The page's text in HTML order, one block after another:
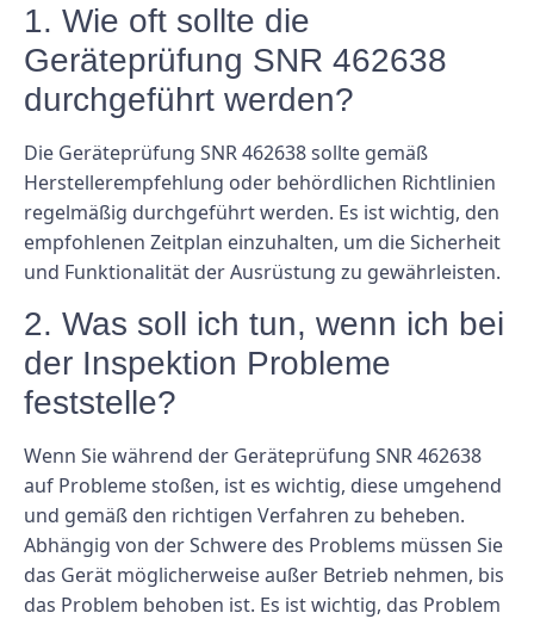
1. Wie oft sollte die
Geräteprüfung SNR 462638
durchgeführt werden?
Die Geräteprüfung SNR 462638 sollte gemäß
Herstellerempfehlung oder behördlichen Richtlinien
regelmäßig durchgeführt werden. Es ist wichtig, den
empfohlenen Zeitplan einzuhalten, um die Sicherheit
und Funktionalität der Ausrüstung zu gewährleisten.
2. Was soll ich tun, wenn ich bei
der Inspektion Probleme
feststelle?
Wenn Sie während der Geräteprüfung SNR 462638
auf Probleme stoßen, ist es wichtig, diese umgehend
und gemäß den richtigen Verfahren zu beheben.
Abhängig von der Schwere des Problems müssen Sie
das Gerät möglicherweise außer Betrieb nehmen, bis
das Problem behoben ist. Es ist wichtig, das Problem